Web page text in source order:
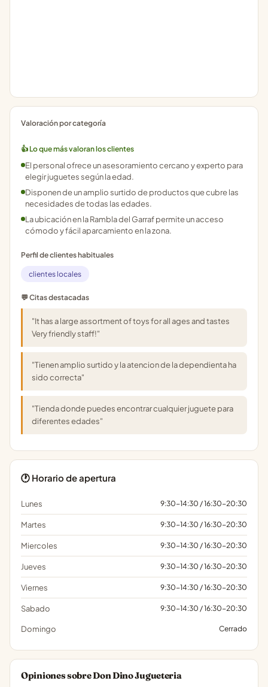
Valoración por categoría
👍 Lo que más valoran los clientes
El personal ofrece un asesoramiento cercano y experto para
elegir juguetes según la edad.
Disponen de un amplio surtido de productos que cubre las
necesidades de todas las edades.
La ubicación en la Rambla del Garraf permite un acceso
cómodo y fácil aparcamiento en la zona.
Perfil de clientes habituales
clientes locales
💬 Citas destacadas
"It has a large assortment of toys for all ages and tastes
Very friendly staff!"
"Tienen amplio surtido y la atencion de la dependienta ha
sido correcta"
"Tienda donde puedes encontrar cualquier juguete para
diferentes edades"
🕐 Horario de apertura
Lunes 9:30-14:30 / 16:30-20:30
Martes 9:30-14:30 / 16:30-20:30
Miercoles 9:30-14:30 / 16:30-20:30
Jueves 9:30-14:30 / 16:30-20:30
Viernes 9:30-14:30 / 16:30-20:30
Sabado 9:30-14:30 / 16:30-20:30
Domingo Cerrado
Opiniones sobre Don Dino Jugueteria